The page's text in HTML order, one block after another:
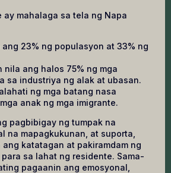
ay mahalaga sa tela ng Napa
23% ng populasyon at 33% ng
nila ang halos 75% ng mga
sa industriya ng alak at ubasan.
ng mga batang nasa
anak ng mga imigrante.
pagbibigay ng tumpak na
na mapagkukunan, at suporta,
katatagan at pakiramdam ng
sa lahat ng residente. Sama-
pagaanin ang emosyonal,